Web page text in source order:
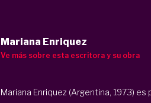
Mariana Enriquez
Ve más sobre esta escritora y su obra
Mariana Enriquez (Argentina, 1973)